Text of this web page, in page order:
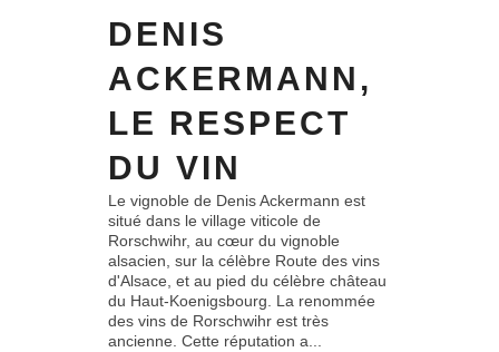
DENIS
ACKERMANN,
LE RESPECT
DU VIN
Le vignoble de Denis Ackermann est
situé dans le village viticole de
Rorschwihr, au cœur du vignoble
alsacien, sur la célèbre Route des vins
d'Alsace, et au pied du célèbre château
du Haut-Koenigsbourg. La renommée
des vins de Rorschwihr est très
ancienne. Cette réputation a...